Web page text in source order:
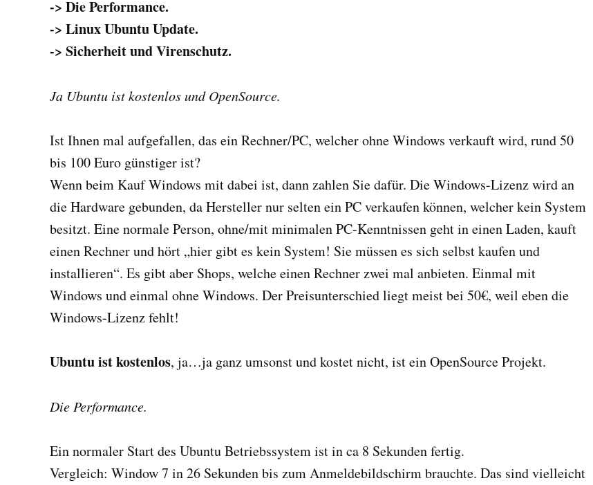
-> Die Performance.
-> Linux Ubuntu Update.
-> Sicherheit und Virenschutz.
Ja Ubuntu ist kostenlos und OpenSource.
Ist Ihnen mal aufgefallen, das ein Rechner/PC, welcher ohne Windows verkauft wird, rund 50
bis 100 Euro günstiger ist?
Wenn beim Kauf Windows mit dabei ist, dann zahlen Sie dafür. Die Windows-Lizenz wird an
die Hardware gebunden, da Hersteller nur selten ein PC verkaufen können, welcher kein System
besitzt. Eine normale Person, ohne/mit minimalen PC-Kenntnissen geht in einen Laden, kauft
einen Rechner und hört „hier gibt es kein System! Sie müssen es sich selbst kaufen und
installieren“. Es gibt aber Shops, welche einen Rechner zwei mal anbieten. Einmal mit
Windows und einmal ohne Windows. Der Preisunterschied liegt meist bei 50€, weil eben die
Windows-Lizenz fehlt!
Ubuntu ist kostenlos, ja…ja ganz umsonst und kostet nicht, ist ein OpenSource Projekt.
Die Performance.
Ein normaler Start des Ubuntu Betriebssystem ist in ca 8 Sekunden fertig.
Vergleich: Window 7 in 26 Sekunden bis zum Anmeldebildschirm brauchte. Das sind vielleicht